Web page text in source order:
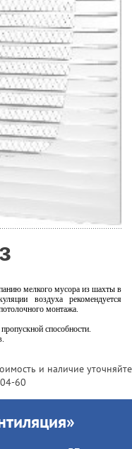
мелкого мусора из шахты в
воздуха рекомендуется
монтажа.
способности.
и наличие уточняйте
60